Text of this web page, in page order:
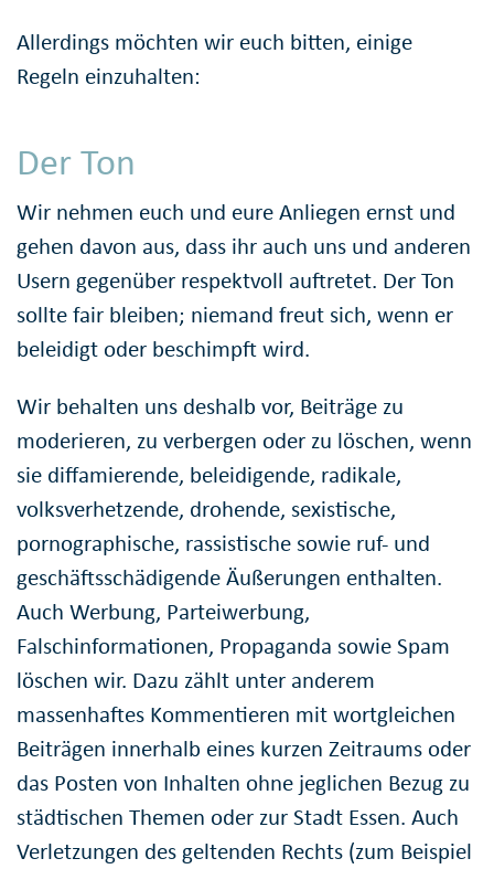
Allerdings möchten wir euch bitten, einige
Regeln einzuhalten:
Der Ton
Wir nehmen euch und eure Anliegen ernst und
gehen davon aus, dass ihr auch uns und anderen
Usern gegenüber respektvoll auftretet. Der Ton
sollte fair bleiben; niemand freut sich, wenn er
beleidigt oder beschimpft wird.
Wir behalten uns deshalb vor, Beiträge zu
moderieren, zu verbergen oder zu löschen, wenn
sie diffamierende, beleidigende, radikale,
volksverhetzende, drohende, sexistische,
pornographische, rassistische sowie ruf- und
geschäftsschädigende Äußerungen enthalten.
Auch Werbung, Parteiwerbung,
Falschinformationen, Propaganda sowie Spam
löschen wir. Dazu zählt unter anderem
massenhaftes Kommentieren mit wortgleichen
Beiträgen innerhalb eines kurzen Zeitraums oder
das Posten von Inhalten ohne jeglichen Bezug zu
städtischen Themen oder zur Stadt Essen. Auch
Verletzungen des geltenden Rechts (zum Beispiel